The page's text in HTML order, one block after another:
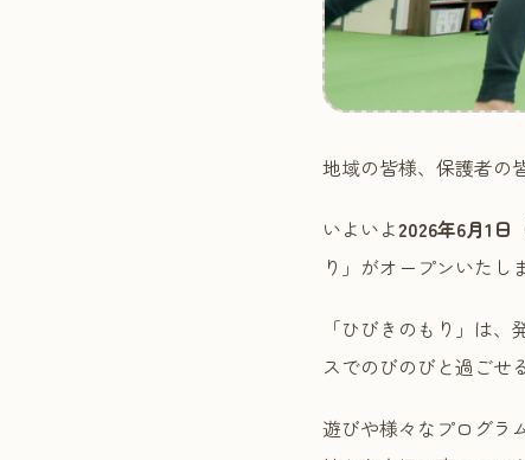
地域の皆様、保護者の
いよいよ2026年6月1日
り」がオープンいたし
「ひびきのもり」は
スでのびのびと過ごせ
遊びや様々なプログラ